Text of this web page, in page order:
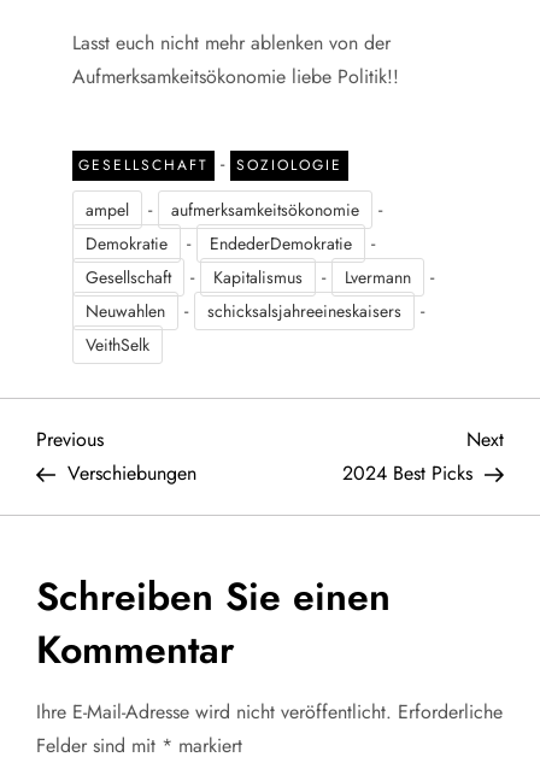
Lasst euch nicht mehr ablenken von der
Aufmerksamkeitsökonomie liebe Politik!!
GESELLSCHAFT - SOZIOLOGIE
ampel - aufmerksamkeitsökonomie -
Demokratie - EndederDemokratie -
Gesellschaft - Kapitalismus - Lvermann -
Neuwahlen - schicksalsjahreeineskaisers -
VeithSelk
B
e
t
r
a
Previous
Post
Previous
Verschiebungen
Next
Post
Next
2024 Best Picks
Schreiben Sie einen
Kommentar
Ihre E-Mail-Adresse wird nicht veröffentlicht. Erforderliche
Felder sind mit * markiert